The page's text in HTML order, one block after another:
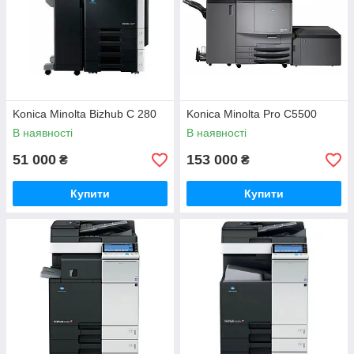
Жмите на категорию “Доставка и оплата” и выбирайте
комфортный для себя способ!
Konica Minolta Bizhub C 280
В наявності
51 000 ₴
Купити
Konica Minolta Pro C5500
В наявності
153 000 ₴
Купити